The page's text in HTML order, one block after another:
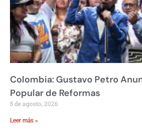
Colombia: Gustavo Petro
Popular de Reformas
5 de agosto, 2026
Leer más »